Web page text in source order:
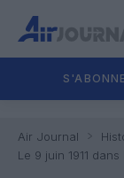
Air Journal
Le 9 juin 1911